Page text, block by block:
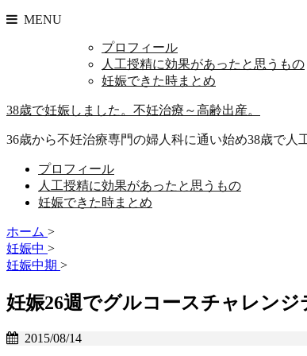
MENU
プロフィール
人工授精に効果があったと思うもの
妊娠できた時まとめ
38歳で妊娠しました。不妊治療～高齢出産。
36歳から不妊治療専門の婦人科に通い始め38歳で人
プロフィール
人工授精に効果があったと思うもの
妊娠できた時まとめ
ホーム >
妊娠中 >
妊娠中期 >
妊娠26週でグルコースチャレンジ
2015/08/14